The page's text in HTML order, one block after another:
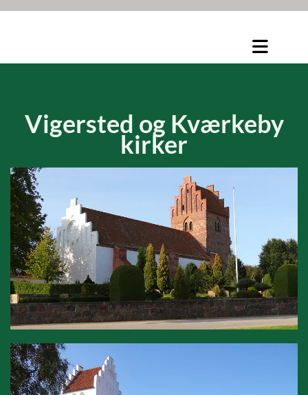
Vigersted og Kværkeby
kirker